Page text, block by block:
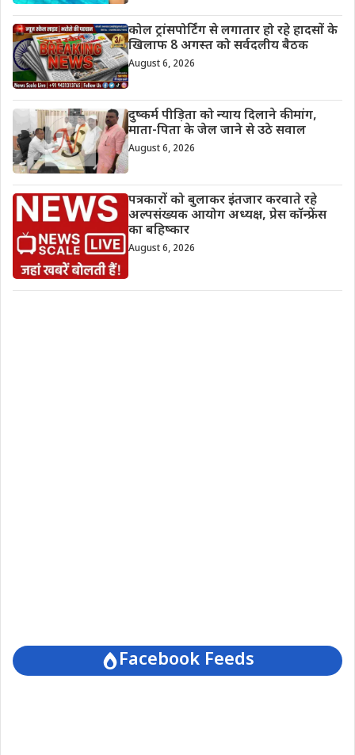
कोल ट्रांसपोर्टिंग से लगातार हो रहे हादसों के
खिलाफ 8 अगस्त को सर्वदलीय बैठक
August 6, 2026
दुष्कर्म पीड़िता को न्याय दिलाने की मांग,
माता-पिता के जेल जाने से उठे सवाल
August 6, 2026
पत्रकारों को बुलाकर इंतजार करवाते रहे
अल्पसंख्यक आयोग अध्यक्ष, प्रेस कॉन्फ्रेंस
का बहिष्कार
August 6, 2026
Facebook Feeds